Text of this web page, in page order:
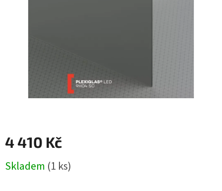
4 410 Kč
cena:
Skladem (1 ks)